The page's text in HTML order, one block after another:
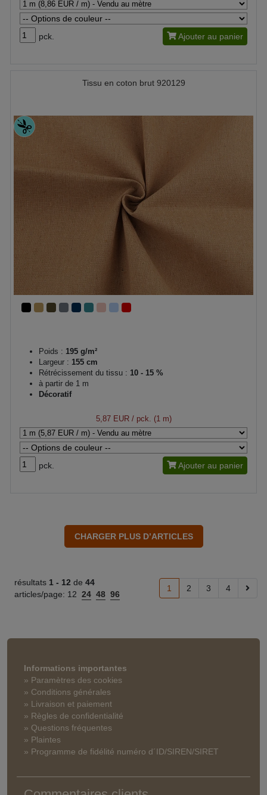
pck. Ajouter au panier
Tissu en coton brut 920129
Poids : 195 g/m²
Largeur : 155 cm
Rétrécissement du tissu : 10 - 15 %
à partir de 1 m
Décoratif
5,87 EUR/ pck. (1 m)
pck. Ajouter au panier
résultats 1 - 12 de 44
articles/page: 12 24 48 96
1 2 3 4
Informations importantes
» Paramètres des cookies
» Conditions générales
» Livraison et paiement
» Règles de confidentialité
» Questions fréquentes
» Plaintes
» Programme de fidélité numéro d´ID/SIREN/SIRET